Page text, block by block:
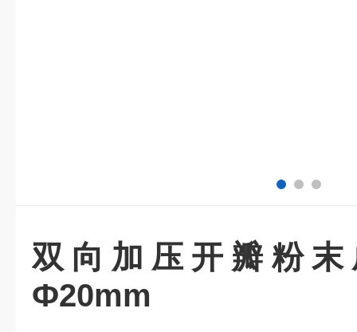
双向加压开瓣粉
Ф20mm